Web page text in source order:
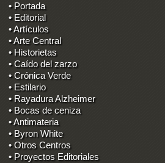
• Portada
• Editorial
• Artículos
• Arte Central
• Historietas
• Caído del zarzo
• Crónica Verde
• Estilario
• Rayadura Alzheimer
• Bocas de ceniza
• Antimateria
• Byron White
• Otros Centros
• Proyectos Editoriales